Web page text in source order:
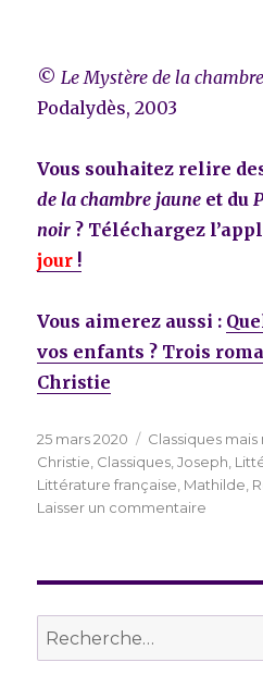
©Le Mystère de la
Podalydès, 2003
Vous souhaitez relire
de la chambre jaune et du
noir ? Téléchargez
jour !
Vous aimerez aussi :
vos enfants ? Trois
Christie
Publié
le
25 mars 2020 Catégories
Classiques
Christie Classiques ,Joseph
Littérature française Mathilde
Laisser un commentaire
enfants
« Le
Recherche
pour :